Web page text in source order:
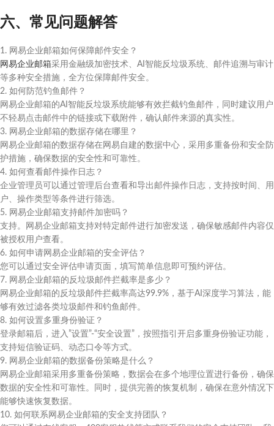
六、常见问题解答
1. 网易企业邮箱如何保障邮件安全？
网易企业邮箱采用金融级加密技术、AI智能反垃圾系统、邮件追溯与审计
等多种安全措施，全方位保障邮件安全。
2. 如何防范钓鱼邮件？
网易企业邮箱的AI智能反垃圾系统能够有效拦截钓鱼邮件，同时建议用户
不轻易点击邮件中的链接或下载附件，确认邮件来源的真实性。
3. 网易企业邮箱的数据存储在哪里？
网易企业邮箱的数据存储在网易自建的数据中心，采用多重备份和安全防
护措施，确保数据的安全性和可靠性。
4. 如何查看邮件操作日志？
企业管理员可以通过管理后台查看和导出邮件操作日志，支持按时间、用
户、操作类型等条件进行筛选。
5. 网易企业邮箱支持邮件加密吗？
支持。网易企业邮箱支持对特定邮件进行加密发送，确保敏感邮件内容仅
被授权用户查看。
6. 如何申请网易企业邮箱的安全评估？
您可以通过安全评估申请页面，填写简单信息即可预约评估。
7. 网易企业邮箱的反垃圾邮件拦截率是多少？
网易企业邮箱的反垃圾邮件拦截率高达99.9%，基于AI深度学习算法，能
够有效过滤各类垃圾邮件和钓鱼邮件。
8. 如何设置多重身份验证？
登录邮箱后，进入”设置”-“安全设置”，按照指引开启多重身份验证功能，
支持短信验证码、动态口令等方式。
9. 网易企业邮箱的数据备份策略是什么？
网易企业邮箱采用多重备份策略，数据会在多个地理位置进行备份，确保
数据的安全性和可靠性。同时，提供完善的恢复机制，确保在意外情况下
能够快速恢复数据。
10. 如何联系网易企业邮箱的安全支持团队？